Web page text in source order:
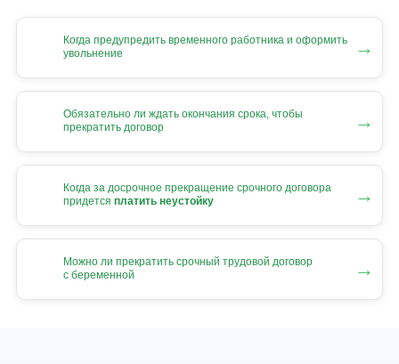
Когда предупредить временного работника и оформить
увольнение
→
Обязательно ли ждать окончания срока, чтобы
прекратить договор
→
Когда за досрочное прекращение срочного договора
придется платить неустойку →
Можно ли прекратить срочный трудовой договор
с беременной
→